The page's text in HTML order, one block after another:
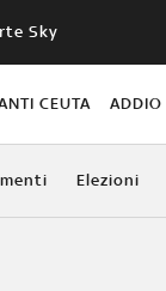
Sky
CEUTA ADDIO
Elezioni